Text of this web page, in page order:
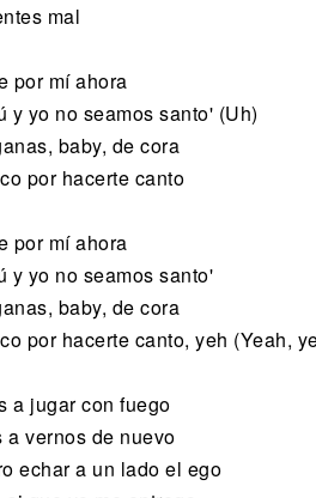
mal
por mí ahora
y yo no seamos santo' (Uh)
baby, de cora
por hacerte canto
por mí ahora
y yo no seamos santo'
baby, de cora
por hacerte canto, yeh (Yeah,
a jugar con fuego
a vernos de nuevo
echar a un lado el ego